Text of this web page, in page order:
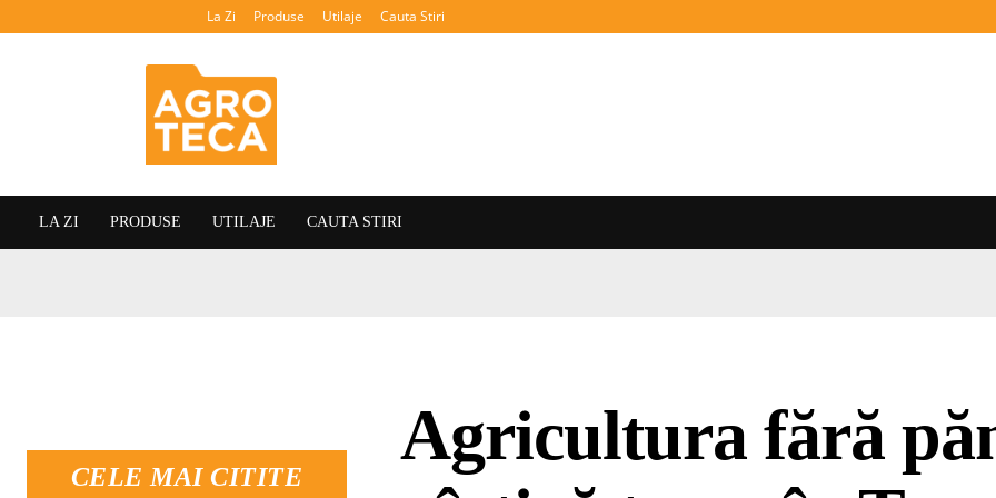
La Zi Produse Utilaje Cauta Stiri
LA ZI PRODUSE UTILAJE CAUTA STIRI
CELE MAI CITITE
Agricultura fără